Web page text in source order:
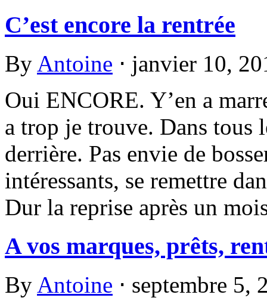
C’est encore la rentrée
By Antoine ⋅ janvier 10,
Oui ENCORE. Y’en a
a trop je trouve. Dans tous
derrière. Pas envie de
intéressants, se remettre
Dur la reprise après un
A vos marques, prêts,
By Antoine ⋅ septembre 5,